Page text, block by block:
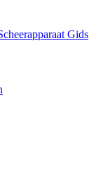
Gids